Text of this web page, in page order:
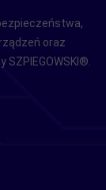
oraz